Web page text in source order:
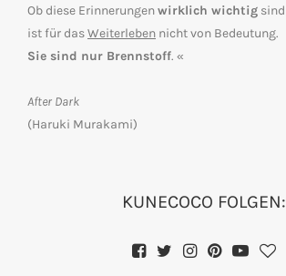
Ob diese Erinnerungenwirklich wichtig sind
ist für dasWeiterleben nicht von Bedeutung.
Sie sind nur Brennstoff. «
After Dark
(Haruki Murakami)
KUNECOCO FOLGEN: